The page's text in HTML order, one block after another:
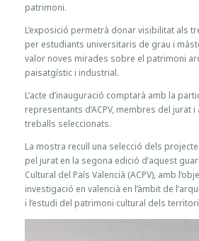
patrimoni.
L’exposició permetrà donar visibilitat als
per estudiants universitaris de grau i
valor noves mirades sobre el patrimoni
paisatgístic i industrial.
L’acte d’inauguració comptarà amb la
representants d’ACPV, membres del jurat
treballs seleccionats.
La mostra recull una selecció dels
pel jurat en la segona edició d’aquest
Cultural del País Valencià (ACPV), amb
investigació en valencià en l’àmbit de
i l’estudi del patrimoni cultural dels